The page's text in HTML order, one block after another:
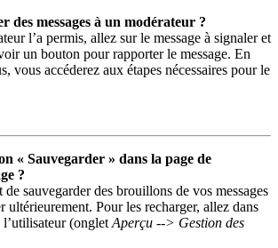
des messages à un modérateur ?
l’a permis, allez sur le message à signaler et
un bouton pour rapporter le message. En
vous accéderez aux étapes nécessaires pour le
« Sauvegarder » dans la page de
?
sauvegarder des brouillons de vos messages
ultérieurement. Pour les recharger, allez dans
l’utilisateur (onglet Aperçu --> Gestion des